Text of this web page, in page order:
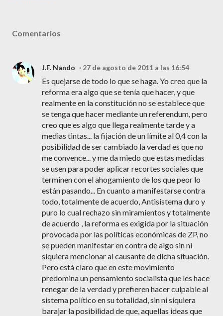
Comentarios
J.F. Nando 27 de agosto de 2011 a las 16:54
Es quejarse de todo lo que se haga. Yo creo que la
reforma era algo que se tenía que hacer, y que
realmente en la constitución no se establece que
se tenga que hacer mediante un referendum, pero
creo que es algo que llega realmente tarde y a
medias tintas... la fijación de un límite al 0,4 con la
posibilidad de ser cambiado la verdad es que no
me convence... y me da miedo que estas medidas
se usen para poder aplicar recortes sociales que
terminen con el ahogamiento de los que peor lo
están pasando... En cuanto a manifestarse contra
todo, totalmente de acuerdo, Antisistema duro y
puro lo cual rechazo sin miramientos y totalmente
de acuerdo , la reforma es exigida por la situación
provocada por las políticas económicas de ZP, no
se pueden manifestar en contra de algo sin ni
siquiera mencionar al causante de dicha situación.
Pero está claro que en este movimiento
predomina un pensamiento socialista que les hace
renegar de la verdad y prefieren hacer culpable al
sistema político en su totalidad, sin ni siquiera
barajar la posibilidad de que, aquellas ideas que